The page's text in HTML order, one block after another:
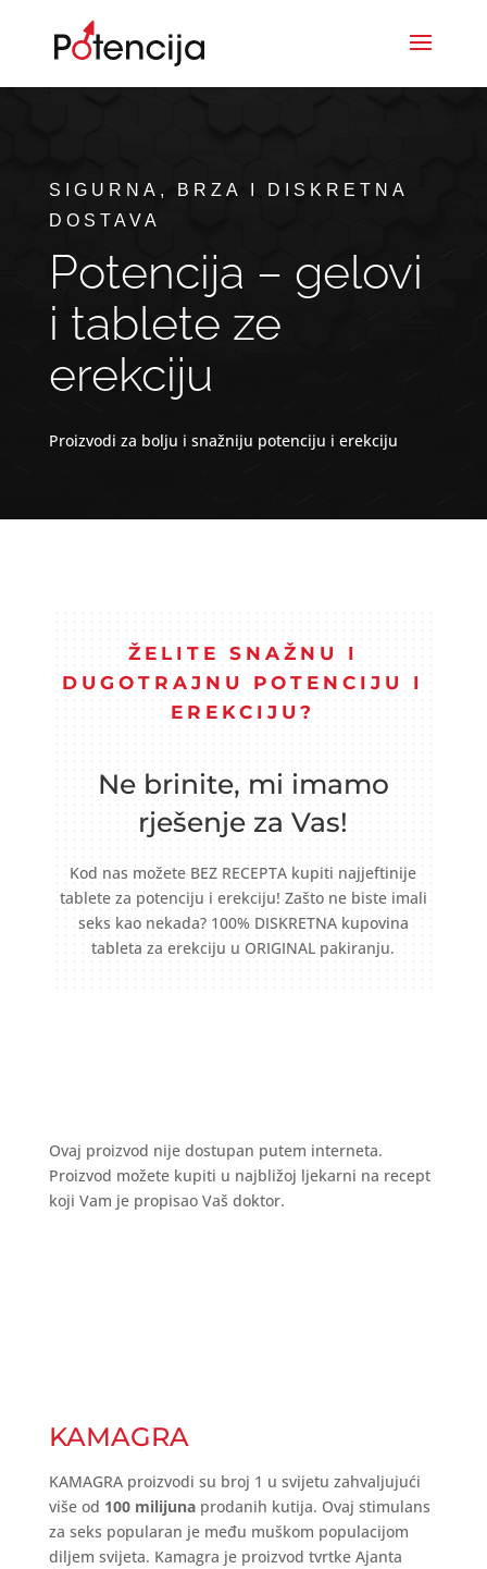
SIGURNA, BRZA I DISKRETNA
DOSTAVA
Potencija – gelovi
i tablete ze
erekciju
Proizvodi za bolju i snažniju potenciju i erekciju
ŽELITE SNAŽNU I
DUGOTRAJNU POTENCIJU I
EREKCIJU?
Ne brinite, mi imamo
rješenje za Vas!
Kod nas možete BEZ RECEPTA kupiti najjeftinije
tablete za potenciju i erekciju! Zašto ne biste imali
seks kao nekada? 100% DISKRETNA kupovina
tableta za erekciju u ORIGINAL pakiranju.
Ovaj proizvod nije dostupan putem interneta.
Proizvod možete kupiti u najbližoj ljekarni na recept
koji Vam je propisao Vaš doktor.
KAMAGRA
KAMAGRA proizvodi su broj 1 u svijetu zahvaljujući
više od 100 milijuna prodanih kutija. Ovaj stimulans
za seks popularan je među muškom populacijom
diljem svijeta. Kamagra je proizvod tvrtke Ajanta